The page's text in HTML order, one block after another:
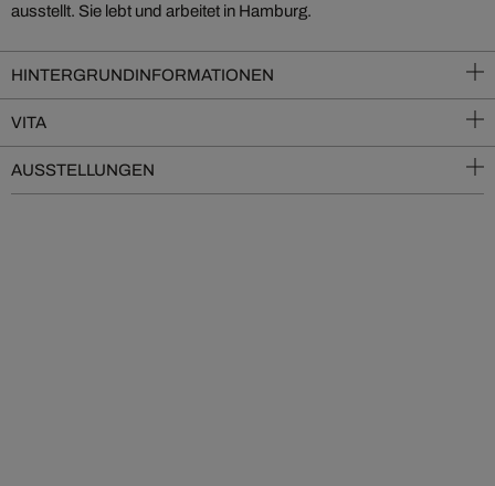
ausstellt. Sie lebt und arbeitet in Hamburg.
HINTERGRUNDINFORMATIONEN
VITA
AUSSTELLUNGEN